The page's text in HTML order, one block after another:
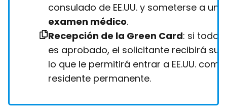
consulado de EE.UU. y someterse a un
examen médico.
Recepción de la Green Card: si todo
es aprobado, el solicitante recibirá su ,
lo que le permitirá entrar a EE.UU. como
residente permanente.